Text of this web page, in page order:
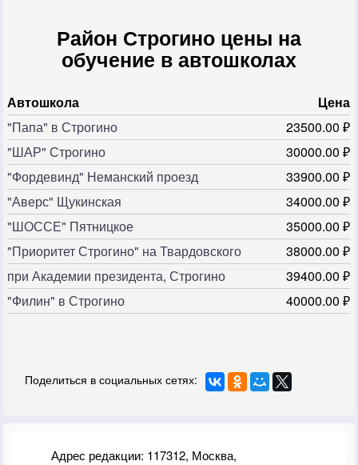
Район Строгино цены на
обучение в автошколах
Автошкола
Цена
"Папа" в Строгино
23500.00 ₽
"ШАР" Строгино
30000.00 ₽
"Фордевинд" Неманский проезд
33900.00 ₽
"Аверс" Щукинская
34000.00 ₽
"ШОССЕ" Пятницкое
35000.00 ₽
"Приоритет Строгино" на Твардовского
38000.00 ₽
при Академии президента, Строгино
39400.00 ₽
"Филин" в Строгино
40000.00 ₽
Поделиться в социальных сетях:
Адрес редакции: 117312, Москва,